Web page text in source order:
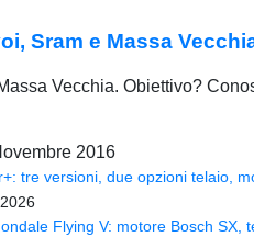
Sram e Massa
Vecchia. Obiettivo?
2016
tre versioni, due opzioni telaio,
Flying V: motore Bosch SX,